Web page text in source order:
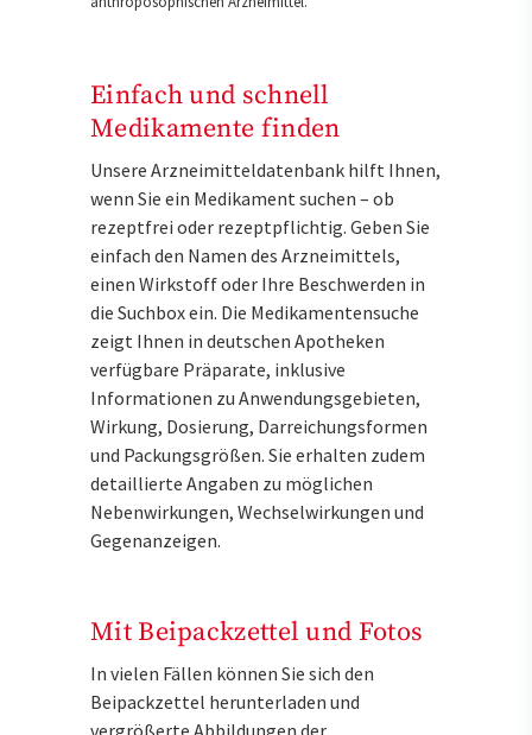
Einfach und schnell
Medikamente finden
Unsere Arzneimitteldatenbank hilft Ihnen,
wenn Sie ein Medikament suchen – ob
rezeptfrei oder rezeptpflichtig. Geben Sie
einfach den Namen des Arzneimittels,
einen Wirkstoff oder Ihre Beschwerden in
die Suchbox ein. Die Medikamentensuche
zeigt Ihnen in deutschen Apotheken
verfügbare Präparate, inklusive
Informationen zu Anwendungsgebieten,
Wirkung, Dosierung, Darreichungsformen
und Packungsgrößen. Sie erhalten zudem
detaillierte Angaben zu möglichen
Nebenwirkungen, Wechselwirkungen und
Gegenanzeigen.
Mit Beipackzettel und Fotos
In vielen Fällen können Sie sich den
Beipackzettel herunterladen und